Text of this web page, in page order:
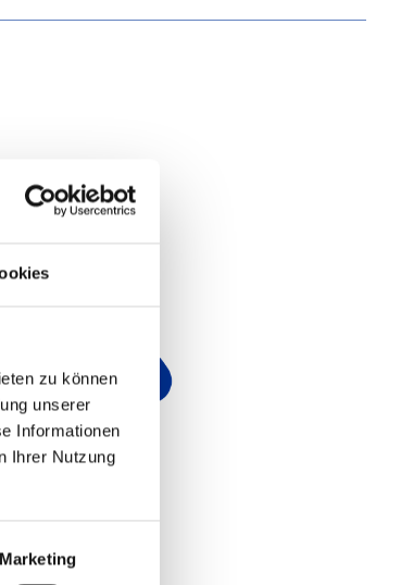
zu können
unserer
Informationen
Ihrer Nutzung
Marketing